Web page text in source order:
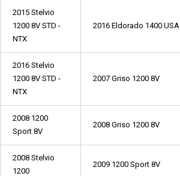
2015 Stelvio
1200 8V STD -
NTX
2016 Eldorado 1400 USA
2016 Stelvio
1200 8V STD -
NTX
2007 Griso 1200 8V
2008 1200
Sport 8V
2008 Griso 1200 8V
2008 Stelvio
1200
2009 1200 Sport 8V